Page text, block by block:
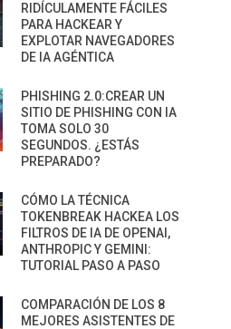
RIDÍCULAMENTE FÁCILES
PARA HACKEAR Y
EXPLOTAR NAVEGADORES
DE IA AGÉNTICA
PHISHING 2.0:CREAR UN
SITIO DE PHISHING CON IA
TOMA SOLO 30
SEGUNDOS. ¿ESTÁS
PREPARADO?
CÓMO LA TÉCNICA
TOKENBREAK HACKEA LOS
FILTROS DE IA DE OPENAI,
ANTHROPIC Y GEMINI:
TUTORIAL PASO A PASO
COMPARACIÓN DE LOS 8
MEJORES ASISTENTES DE